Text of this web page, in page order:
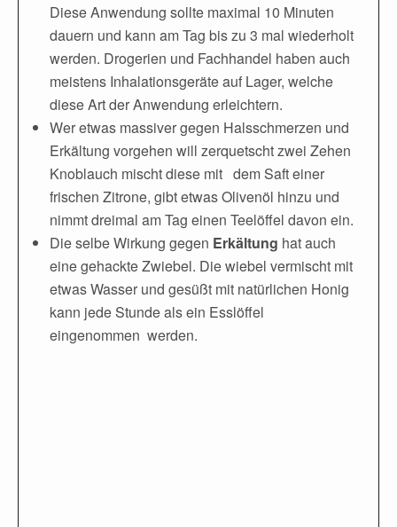
Diese Anwendung sollte maximal 10 Minuten
dauern und kann am Tag bis zu 3 mal wiederholt
werden. Drogerien und Fachhandel haben auch
meistens Inhalationsgeräte auf Lager, welche
diese Art der Anwendung erleichtern.
Wer etwas massiver gegen Halsschmerzen und
Erkältung vorgehen will zerquetscht zwei Zehen
Knoblauch mischt diese mit dem Saft einer
frischen Zitrone, gibt etwas Olivenöl hinzu und
nimmt dreimal am Tag einen Teelöffel davon ein.
Die selbe Wirkung gegen Erkältung hat auch
eine gehackte Zwiebel. Die wiebel vermischt mit
etwas Wasser und gesüßt mit natürlichen Honig
kann jede Stunde als ein Esslöffel
eingenommen werden.